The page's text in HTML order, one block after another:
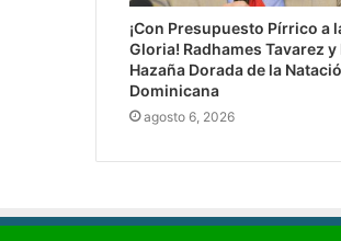
¡Con Presupuesto Pírrico a
Gloria! Radhames Tavarez y
Hazaña Dorada de la
Dominicana
agosto 6, 2026